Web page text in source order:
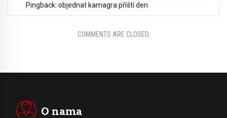
Pingback: objednat kamagra příští den
COMMENTS ARE CLOSED.
O nama